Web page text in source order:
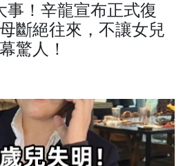
事！辛龍宣布正式復
斷絕往來，不讓女兒
驚人！